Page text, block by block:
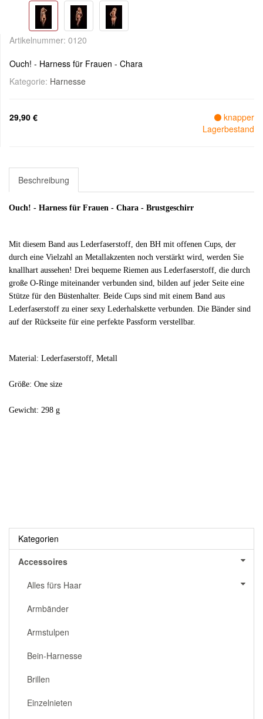
Artikelnummer: 0120
Ouch! - Harness für Frauen - Chara
Kategorie: Harnesse
29,90 €
knapper
Lagerbestand
Beschreibung
Ouch! - Harness für Frauen - Chara - Brustgeschirr
Mit diesem Band aus Lederfaserstoff, den BH mit offenen Cups, der
durch eine Vielzahl an Metallakzenten noch verstärkt wird, werden Sie
knallhart aussehen! Drei bequeme Riemen aus Lederfaserstoff, die durch
große O-Ringe miteinander verbunden sind, bilden auf jeder Seite eine
Stütze für den Büstenhalter. Beide Cups sind mit einem Band aus
Lederfaserstoff zu einer sexy Lederhalskette verbunden. Die Bänder sind
auf der Rückseite für eine perfekte Passform verstellbar.
Material: Lederfaserstoff, Metall
Größe: One size
Gewicht: 298 g
Kategorien
Accessoires
Alles fürs Haar
Armbänder
Armstulpen
Bein-Harnesse
Brillen
Einzelnieten